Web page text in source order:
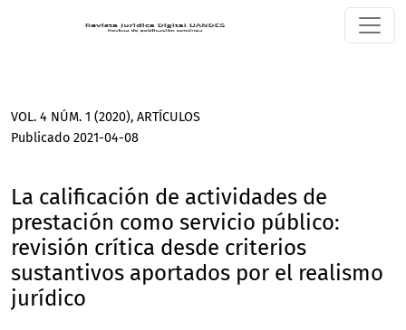
La calificación de actividades de prestación como
VOL. 4 NÚM. 1 (2020), ARTÍCULOS
La calificación de actividades de
prestación como servicio público:
revisión crítica desde criterios
sustantivos aportados por el realismo
jurídico
Publicado 2021-04-08